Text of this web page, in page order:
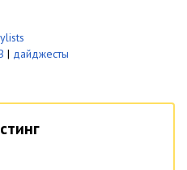
| дайджесты